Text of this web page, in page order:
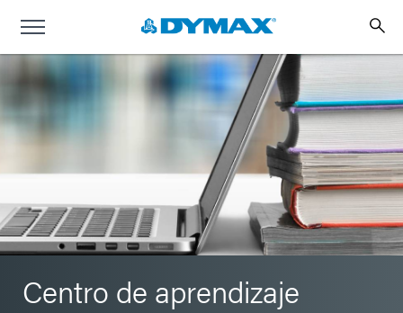
Centro de aprendizaje